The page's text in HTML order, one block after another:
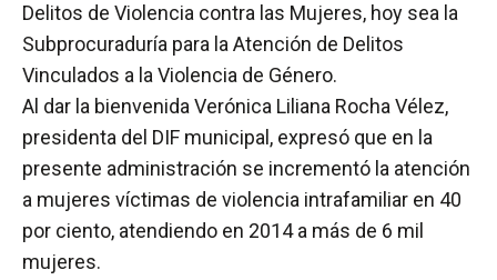
Delitos de Violencia contra las Mujeres, hoy sea la
Subprocuraduría para la Atención de Delitos
Vinculados a la Violencia de Género.
Al dar la bienvenida Verónica Liliana Rocha Vélez,
presidenta del DIF municipal, expresó que en la
presente administración se incrementó la atención
a mujeres víctimas de violencia intrafamiliar en 40
por ciento, atendiendo en 2014 a más de 6 mil
mujeres.